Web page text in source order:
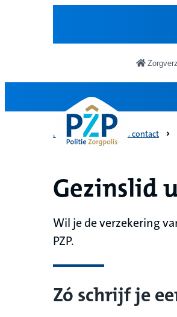
Home Service en contact
Gezinslid
Wil je de verzekering
PZP.
Zó schrijf je